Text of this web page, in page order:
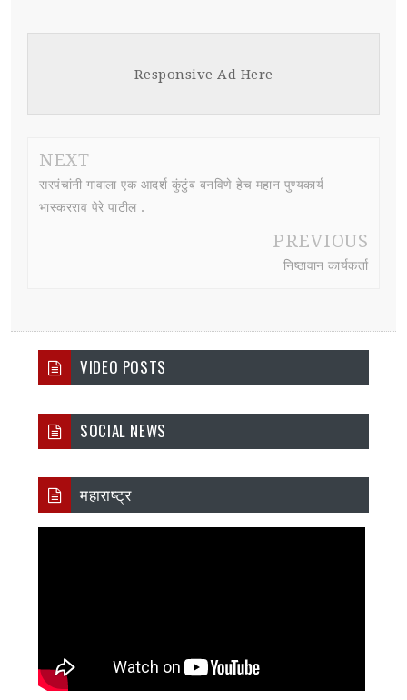
VIDEO POSTS
SOCIAL NEWS
महाराष्ट्र
Responsive Ad Here
NEXT
सरपंचांनी गावाला एक आदर्श कुंटुंब बनविणे हेच महान पुण्यकार्य
भास्करराव पेरे पाटील .
PREVIOUS
निष्ठावान कार्यकर्ता